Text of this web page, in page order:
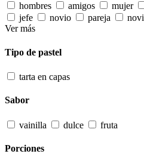
hombres amigos mujer
jefe
novio pareja
Ver más
Tipo de pastel
tarta en capas
Sabor
vainilla dulce fruta
Porciones